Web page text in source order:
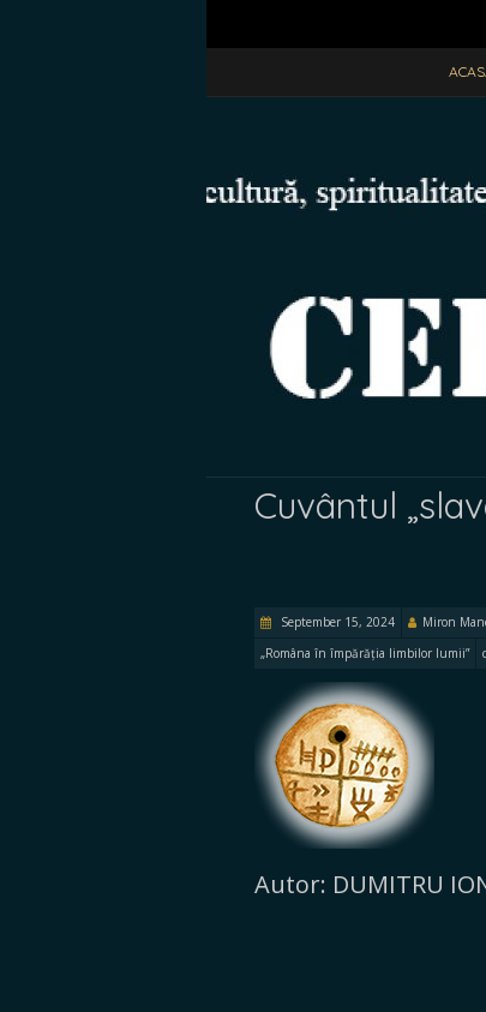
Cuvântul
September 15, 2024 Miron
„Româna în împărăția limbilor lumii”
Autor: DUMITRU